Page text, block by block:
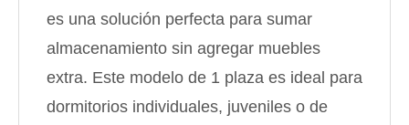
es una solución perfecta para sumar
almacenamiento sin agregar muebles
extra. Este modelo de 1 plaza es ideal para
dormitorios individuales, juveniles o de